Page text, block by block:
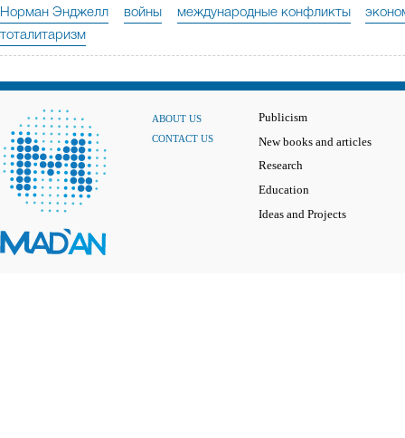
Норман Энджелл войны международные конфликты
тоталитаризм
ABOUT US
CONTACT US
Publicism
New books and articles
Research
Education
Ideas and Projects